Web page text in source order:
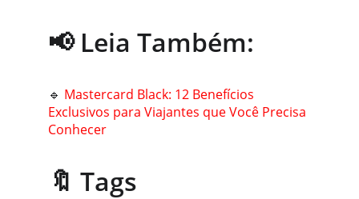
📢 Leia Também:
🔹 Mastercard Black: 12 Benefícios
Exclusivos para Viajantes que Você Precisa
Conhecer
🔖 Tags